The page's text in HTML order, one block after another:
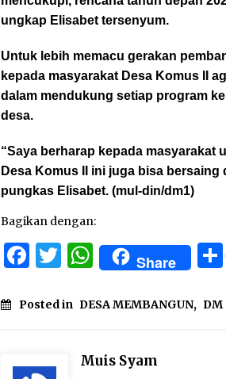
ungkap Elisabet tersenyum.
Untuk lebih memacu gerakan
kepada masyarakat Desa Komus II
dalam mendukung setiap program
desa.
“Saya berharap kepada masyarakat
Desa Komus II ini juga bisa bersaing
pungkas Elisabet. (mul-din/dm1)
Bagikan dengan:
Facebook
Twitter
WhatsApp
Share
Posted in DESA MEMBANGUN, DM
Muis Syam